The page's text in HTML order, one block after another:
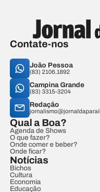
Contate-nos
João Pessoa
(83) 2106.1892
Campina Grande
(83) 3315-3204
Redação
Qual a Boa?
Agenda de Shows
O que fazer?
Onde comer e beber?
Onde ficar?
Notícias
Bichos
Cultura
Economia
Educação